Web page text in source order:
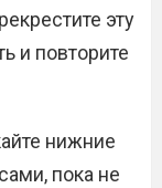
эту
и повторите
нижние
пока не